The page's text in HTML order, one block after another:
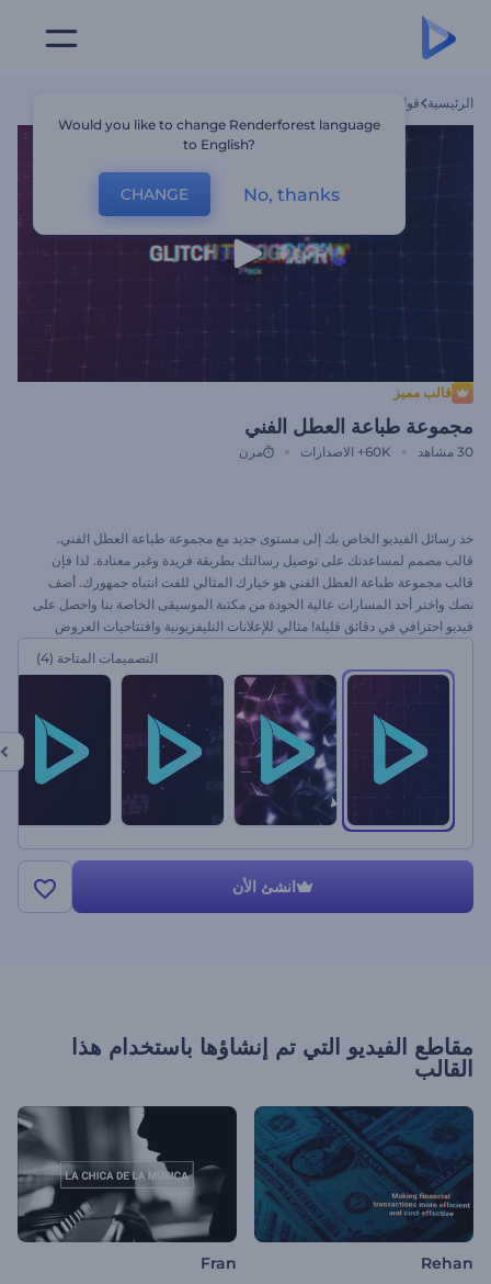
الرئيسية قوالب
قالب مميز
مجموعة طباعة العطل الفني
30 مشاهد 60K+ الاصدارات مرن
خذ رسائل الفيديو الخاص بك إلى مستوى جديد مع مجموعة طباعة العطل الفني.
قالب مصمم لمساعدتك على توصيل رسالتك بطريقة فريدة وغير معتادة. لذا فإن
قالب مجموعة طباعة العطل الفني هو خيارك المثالي للفت انتباه جمهورك. أضف
نصك واختر أحد المسارات عالية الجودة من مكتبة الموسيقى الخاصة بنا واحصل على
فيديو احترافي في دقائق قليلة! مثالي للإعلانات التليفزيونية وافتتاحيات العروض
الحصري هذا الآن!
التصميمات المتاحة (4)
انشئ الأن
مقاطع الفيديو التي تم إنشاؤها باستخدام هذا
القالب
Rehan
Fran
Would you like to change Renderforest language
to English?
CHANGE No, thanks